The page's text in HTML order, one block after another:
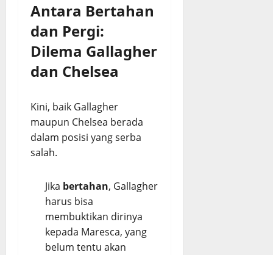
Antara Bertahan
dan Pergi:
Dilema Gallagher
dan Chelsea
Kini, baik Gallagher
maupun Chelsea berada
dalam posisi yang serba
salah.
Jika bertahan, Gallagher
harus bisa
membuktikan dirinya
kepada Maresca, yang
belum tentu akan